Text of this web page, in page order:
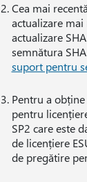
Cea mai
actualizare
actualizare
semnătura
suport pentru
Pentru a
pentru
SP2 care este
de licențiere
de pregătire